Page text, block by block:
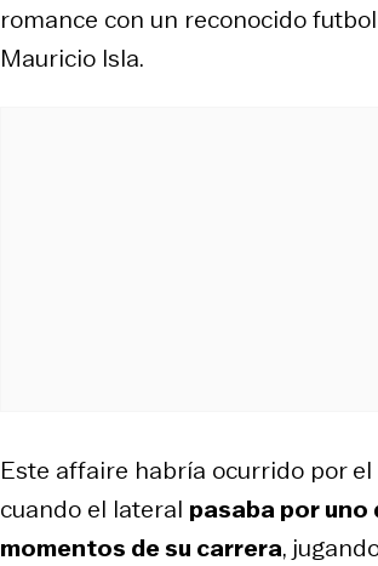
romance con un reconocido
Mauricio Isla.
Este affaire habría ocurrido por
cuando el lateral pasaba por uno
momentos de su carrera,